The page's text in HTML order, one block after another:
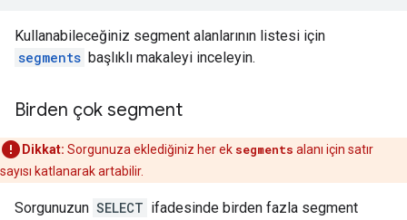
Kullanabileceğiniz segment alanlarının listesi için
segments başlıklı makaleyi inceleyin.
Birden çok segment
Dikkat: Sorgunuza eklediğiniz her ek segments alanı için satır
sayısı katlanarak artabilir.
Sorgunuzun SELECT ifadesinde birden fazla segment